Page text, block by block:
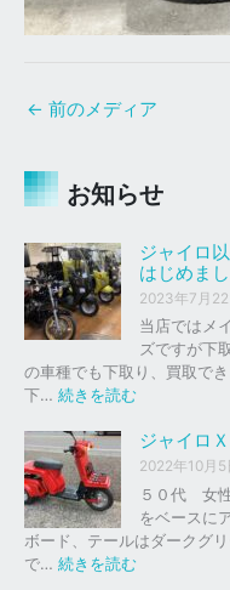
← 前のメディア
お知らせ
ジャイロ
はじめまし
2023年7月22
当店ではメ
ズですが下
の車種でも下取り、買取で
下… 続きを読む
ャ
イ
ロ
以
外
の
ジャイロ
2022年10月5
５０代 女
をベースに
ボード、テールはダークグ
で… 続きを読む